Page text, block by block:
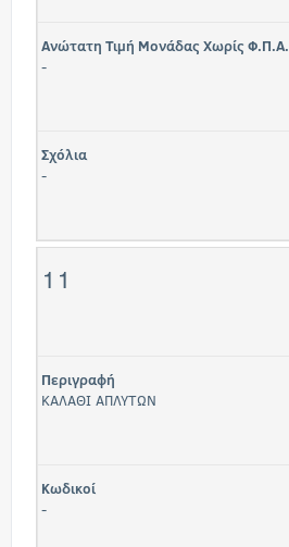
Ανώτατη Τιμή Μονάδας Χωρίς Φ.Π.Α.
-
Σχόλια
-
11
Περιγραφή
ΚΑΛΑΘΙ ΑΠΛΥΤΩΝ
Κωδικοί
-